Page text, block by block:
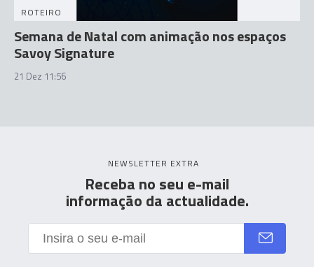
ROTEIRO
Semana de Natal com animação nos espaços
Savoy Signature
21 Dez 11:56
NEWSLETTER EXTRA
Receba no seu e-mail
informação da actualidade.